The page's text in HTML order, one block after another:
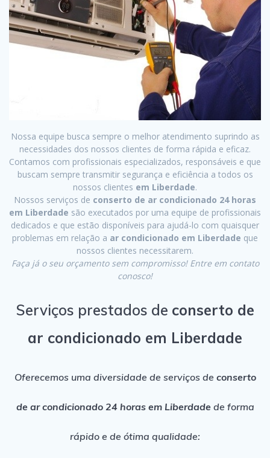
Nossa equipe busca sempre o melhor atendimento suprindo as
necessidades dos nossos clientes de forma rápida e eficaz.
Contamos com profissionais especializados, responsáveis e que
buscam sempre transmitir segurança e eficiência a todos os
nossos clientes em Liberdade.
Nossos serviços de conserto de ar condicionado 24 horas
em Liberdade são executados por uma equipe de profissionais
dedicados e que estão disponíveis para ajudá-lo com quaisquer
problemas em relação a ar condicionado em Liberdade que
nossos clientes necessitarem.
Faça já o seu orçamento sem compromisso! Entre em contato
conosco!
Serviços prestados de conserto de
ar condicionado em Liberdade
Oferecemos uma diversidade de serviços de conserto
de ar condicionado 24 horas em Liberdadede forma
rápido e de ótima qualidade: